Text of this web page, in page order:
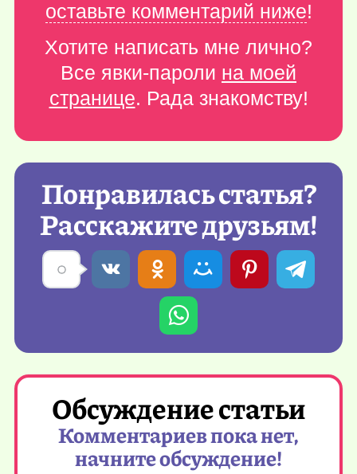
оставьте комментарий ниже!
Хотите написать мне лично?
Все явки-пароли на моей
странице. Рада знакомству!
Понравилась статья?
Расскажите друзьям!
Обсуждение статьи
Комментариев пока нет,
начните обсуждение!